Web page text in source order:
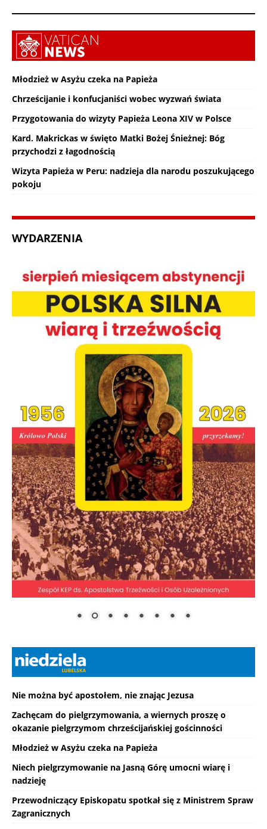
Młodzież w Asyżu czeka na Papieża
Chrześcijanie i konfucjaniści wobec wyzwań świata
Przygotowania do wizyty Papieża Leona XIV w Polsce
Kard. Makrickas w święto Matki Bożej Śnieżnej: Bóg
przychodzi z łagodnością
Wizyta Papieża w Peru: nadzieja dla narodu poszukującego
pokoju
WYDARZENIA
Nie można być apostołem, nie znając Jezusa
Zachęcam do pielgrzymowania, a wiernych proszę o
okazanie pielgrzymom chrześcijańskiej gościnności
Młodzież w Asyżu czeka na Papieża
Niech pielgrzymowanie na Jasną Górę umocni wiarę i
nadzieję
Przewodniczący Episkopatu spotkał się z Ministrem Spraw
Zagranicznych